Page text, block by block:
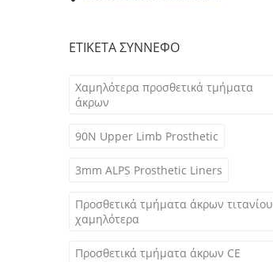
ΕΤΙΚΈΤΑ ΣΎΝΝΕΦΟ
Χαμηλότερα προσθετικά τμήματα
άκρων
90N Upper Limb Prosthetic
3mm ALPS Prosthetic Liners
Προσθετικά τμήματα άκρων τιτανίου
χαμηλότερα
Προσθετικά τμήματα άκρων CE